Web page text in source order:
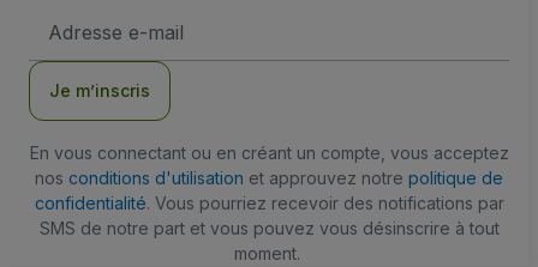
e-
Je m’inscris
En vous connectant ou en créant un compte, vous acceptez
nos conditions d'utilisation et approuvez notre politique de
confidentialité. Vous pourriez recevoir des notifications par
SMS de notre part et vous pouvez vous désinscrire à tout
moment.